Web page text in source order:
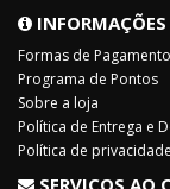
INFORMAÇÕES
Formas de Pagamento
Programa de Pontos
Sobre a loja
Política de Entrega e
Política de privacidade
SERVIÇOS AO